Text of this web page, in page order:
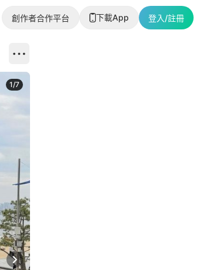
創作者合作平台 下載App 登入/註冊
Next slide
1/7